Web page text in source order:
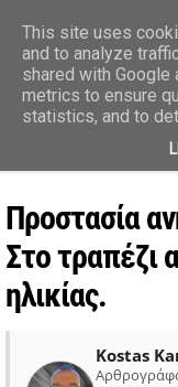
Προστασία
Στο τραπέζι
ηλικίας.
Kostas
This site uses
and to analyze
shared with Google
metrics to ensure
statistics, and to